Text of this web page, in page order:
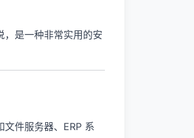
是一种非常实用的安
件服务器、ERP 系